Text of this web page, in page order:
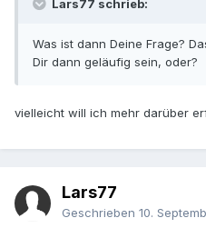
Lars77 schrieb:
Was ist dann Deine Frage?
Dir dann geläufig sein, oder?
vielleicht will ich mehr darüber
Lars77
Geschrieben 10.